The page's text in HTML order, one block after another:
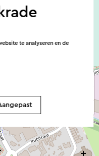
te analyseren en de